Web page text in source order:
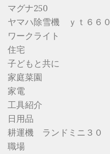
マグナ250
ヤマハ除雪機 ｙｔ６６０
ワークライト
住宅
子どもと共に
家庭菜園
家電
工具紹介
日用品
耕運機 ランドミニ３０
職場